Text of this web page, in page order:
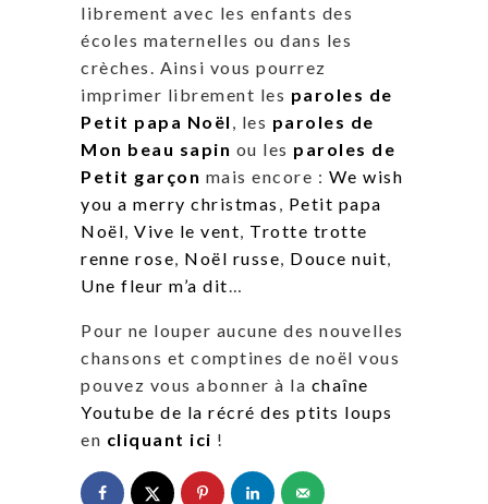
librement avec les enfants des
écoles maternelles ou dans les
crèches. Ainsi vous pourrez
imprimer librement les paroles de
Petit papa Noël
, les paroles de
Mon beau sapin ou les paroles de
Petit garçon mais encore : We wish
you a merry christmas
Petit papa
Noël Vive le vent Trotte trotte
renne rose Noël russe Douce nuit
Une fleur m’a dit
Pour ne louper aucune des nouvelles
chansons et comptines de noël vous
pouvez vous abonner à la chaîne
Youtube de la récré des ptits loups
en cliquant ici !